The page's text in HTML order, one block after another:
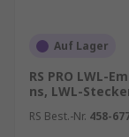
Auf Lager
RS PRO LWL-
ns, LWL-
RS Best.-Nr. 458-